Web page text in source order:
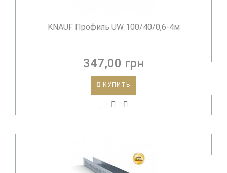
KNAUF Профиль UW 100/40/0,6-4м
347,00 грн
КУПИТЬ